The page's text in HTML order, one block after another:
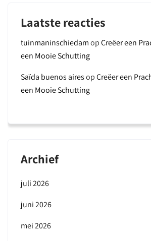
Laatste reacties
tuinmaninschiedamopCreëer een
een Mooie Schutting
Saïda buenos airesopCreëer een
een Mooie Schutting
Archief
juli 2026
juni 2026
mei 2026